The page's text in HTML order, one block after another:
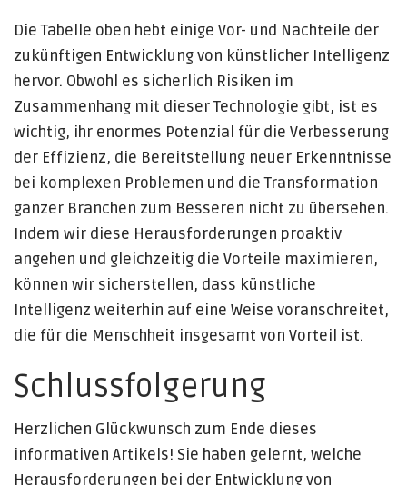
Die Tabelle oben hebt einige Vor- und Nachteile der
zukünftigen Entwicklung von künstlicher Intelligenz
hervor. Obwohl es sicherlich Risiken im
Zusammenhang mit dieser Technologie gibt, ist es
wichtig, ihr enormes Potenzial für die Verbesserung
der Effizienz, die Bereitstellung neuer Erkenntnisse
bei komplexen Problemen und die Transformation
ganzer Branchen zum Besseren nicht zu übersehen.
Indem wir diese Herausforderungen proaktiv
angehen und gleichzeitig die Vorteile maximieren,
können wir sicherstellen, dass künstliche
Intelligenz weiterhin auf eine Weise voranschreitet,
die für die Menschheit insgesamt von Vorteil ist.
Schlussfolgerung
Herzlichen Glückwunsch zum Ende dieses
informativen Artikels! Sie haben gelernt, welche
Herausforderungen bei der Entwicklung von